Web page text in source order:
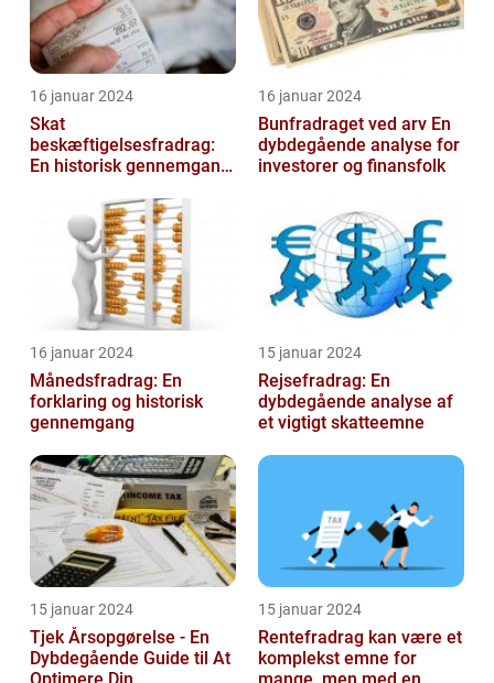
16 januar 2024
Skat
beskæftigelsesfradrag:
En historisk gennemgang
skattefritagelsesprogram
for inves...
16 januar 2024
Bunfradraget ved arv En
dybdegående analyse for
investorer og finansfolk
16 januar 2024
Månedsfradrag: En
forklaring og historisk
gennemgang
15 januar 2024
Rejsefradrag: En
dybdegående analyse af
et vigtigt skatteemne
15 januar 2024
Tjek Årsopgørelse - En
Dybdegående Guide til At
15 januar 2024
Rentefradrag kan være et
komplekst emne for